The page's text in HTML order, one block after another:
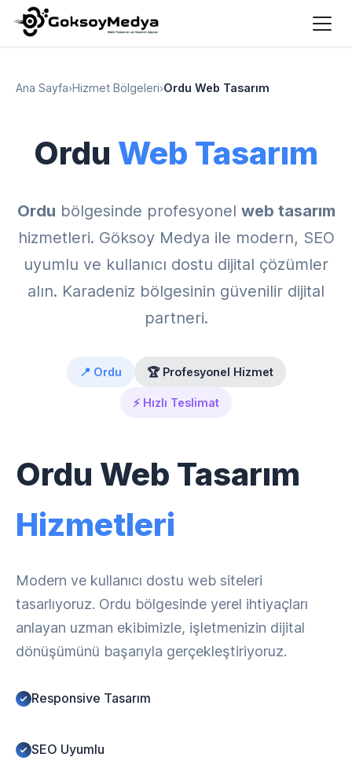
Ana Sayfa›Hizmet Bölgeleri›Ordu Web Tasarım
Ordu Web Tasarım
Ordu bölgesinde profesyonel web tasarım
hizmetleri. Göksoy Medya ile modern, SEO
uyumlu ve kullanıcı dostu dijital çözümler
alın. Karadeniz bölgesinin güvenilir dijital
partneri.
📍 Ordu 🏆 Profesyonel Hizmet
⚡ Hızlı Teslimat
Ordu Web Tasarım
Hizmetleri
Modern ve kullanıcı dostu web siteleri
tasarlıyoruz. Ordu bölgesinde yerel ihtiyaçları
anlayan uzman ekibimizle, işletmenizin dijital
dönüşümünü başarıyla gerçekleştiriyoruz.
Responsive Tasarım
SEO Uyumlu